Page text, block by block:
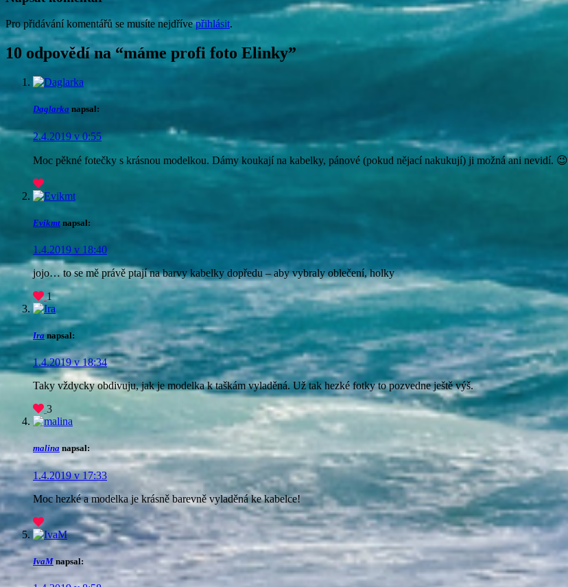
Pro přidávání komentářů se musíte nejdřívepřihlásit.
10 odpovědí na “máme profi foto Elinky”
Daglarka napsal:
2.4.2019 v 0:55
Moc pěkné fotečky s krásnou modelkou. Dámy koukají na kabelky, pánové (pokud nějací nakukují) ji možná ani nevidí. 😉
Evikmt napsal:
1.4.2019 v 18:40
jojo… to se mě právě ptají na barvy kabelky dopředu – aby vybraly oblečení, holky
1
Ira napsal:
1.4.2019 v 18:34
Taky vždycky obdivuju, jak je modelka k taškám vyladěná. Už tak hezké fotky to pozvedne ještě výš.
3
malina napsal:
1.4.2019 v 17:33
Moc hezké a modelka je krásně barevně vyladěná ke kabelce!
IvaM napsal: